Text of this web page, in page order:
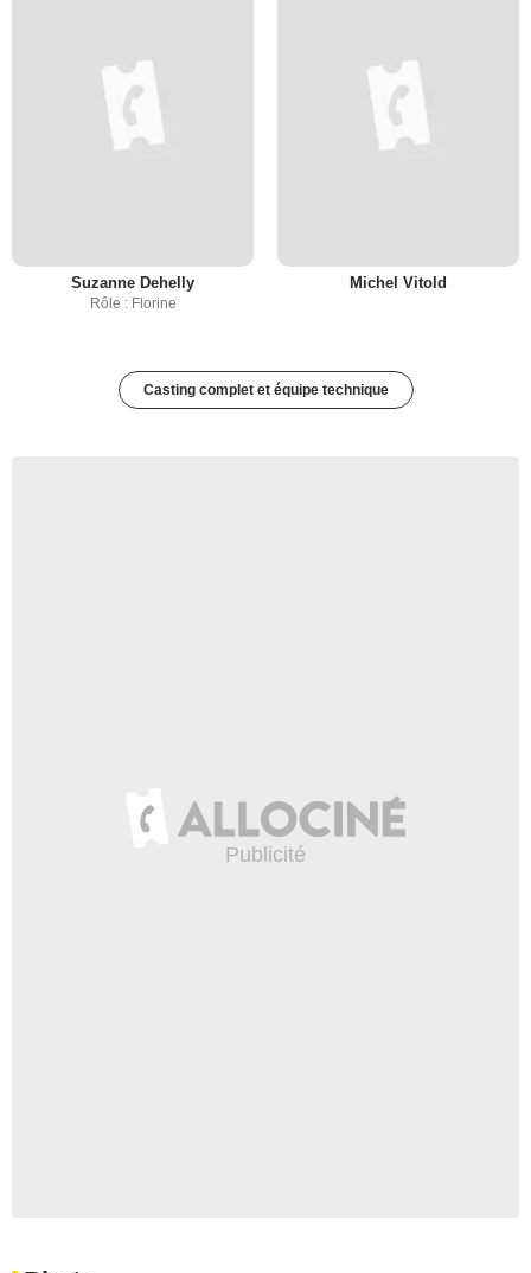
Suzanne Dehelly
Rôle : Florine
Michel Vitold
Casting complet et équipe technique